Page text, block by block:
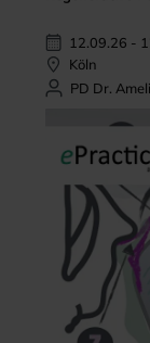
12.09.26 -
Köln
PD Dr.